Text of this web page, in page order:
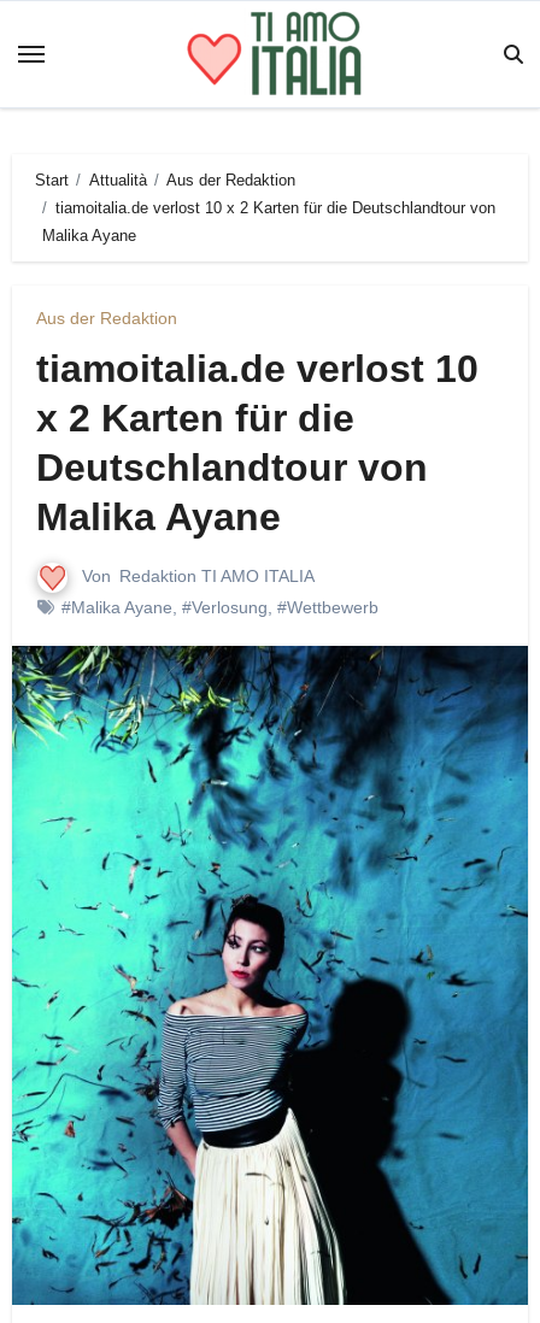
Inhalt
Start Attualità
Aus der Redaktion
tiamoitalia.de verlost 10 x 2 Karten für die Deutschlandtour von
Malika Ayane
Aus der Redaktion
tiamoitalia.de verlost 10
x 2 Karten für die
Deutschlandtour von
Malika Ayane
Von Redaktion TI AMO ITALIA
#Malika Ayane #Verlosung #Wettbewerb